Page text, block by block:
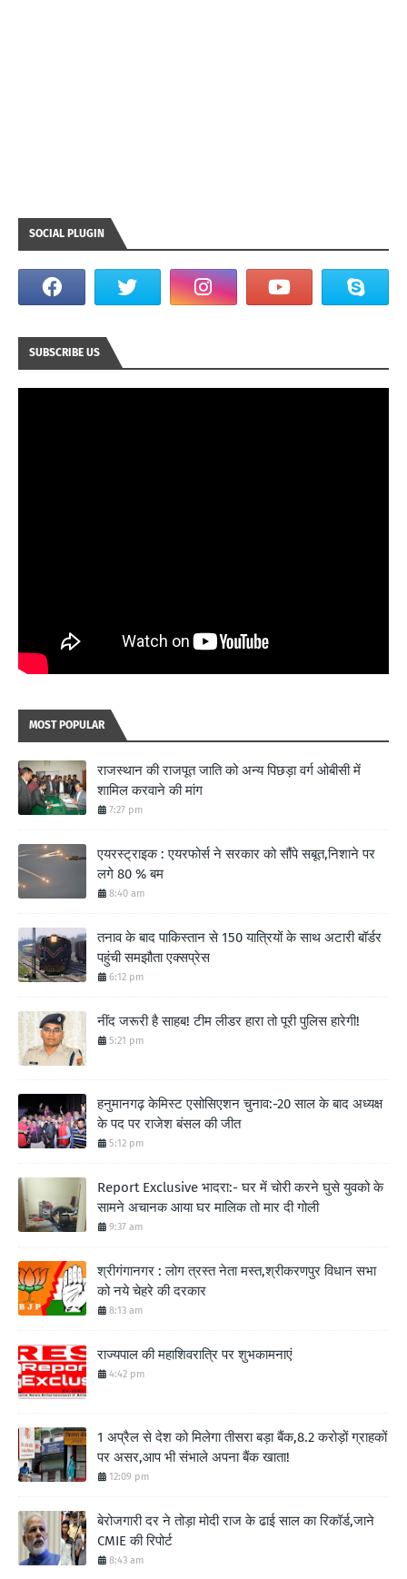
SOCIAL PLUGIN
SUBSCRIBE US
MOST POPULAR
राजस्थान की राजपूत जाति को अन्य पिछड़ा वर्ग ओबीसी में
शामिल करवाने की मांग
7:27 pm
एयरस्ट्राइक : एयरफोर्स ने सरकार को सौंपे सबूत,निशाने पर
लगे 80 % बम
8:40 am
तनाव के बाद पाकिस्तान से 150 यात्रियों के साथ अटारी बॉर्डर
पहुंची समझौता एक्सप्रेस
6:12 pm
नींद जरूरी है साहब! टीम लीडर हारा तो पूरी पुलिस हारेगी!
5:21 pm
हनुमानगढ़ केमिस्ट एसोसिएशन चुनाव:-20 साल के बाद अध्यक्ष
के पद पर राजेश बंसल की जीत
5:12 pm
Report Exclusive भादरा:- घर में चोरी करने घुसे युवको के
सामने अचानक आया घर मालिक तो मार दी गोली
9:37 am
श्रीगंगानगर : लोग त्रस्त नेता मस्त,श्रीकरणपुर विधान सभा
को नये चेहरे की दरकार
8:13 am
राज्यपाल की महाशिवरात्रि पर शुभकामनाएं
4:42 pm
1 अप्रैल से देश को मिलेगा तीसरा बड़ा बैंक,8.2 करोड़ों ग्राहकों
पर असर,आप भी संभाले अपना बैंक खाता!
12:09 pm
बेरोजगारी दर ने तोड़ा मोदी राज के ढाई साल का रिकॉर्ड,जाने
CMIE की रिपोर्ट
8:43 am